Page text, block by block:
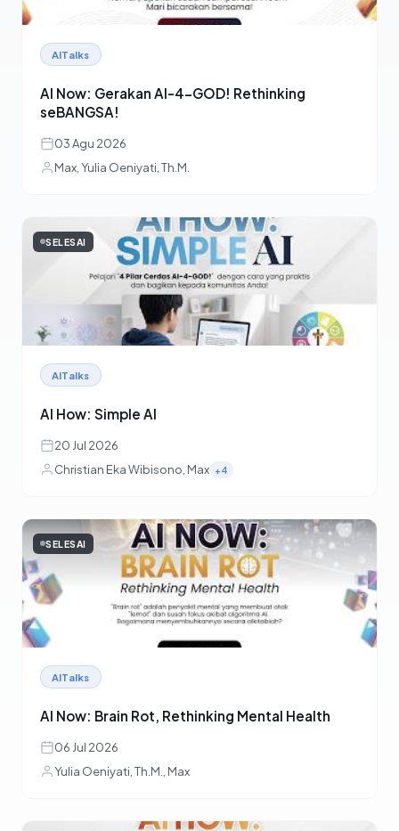
AITalks
AI Now: Gerakan AI-4-GOD! Rethinking
seBANGSA!
03 Agu 2026
Max, Yulia Oeniyati, Th.M.
SELESAI
AITalks
AI How: Simple AI
20 Jul 2026
Christian Eka Wibisono, Max +4
SELESAI
AITalks
AI Now: Brain Rot, Rethinking Mental Health
06 Jul 2026
Yulia Oeniyati, Th.M., Max